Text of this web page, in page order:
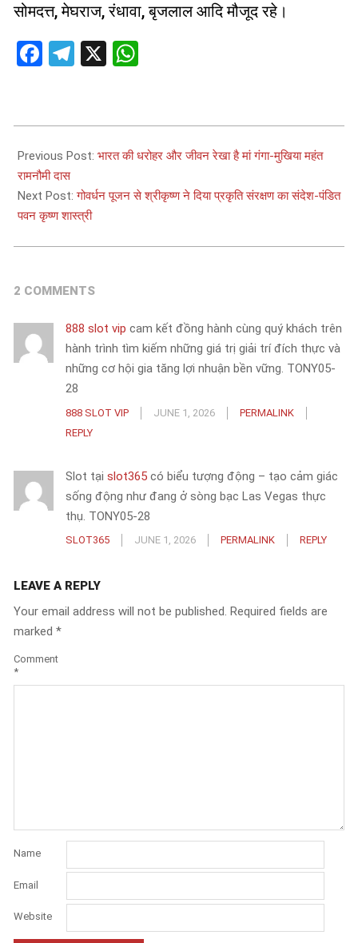
सोमदत्त, मेघराज, रंधावा, बृजलाल आदि मौजूद रहे।
Facebook
Telegram
X
06-
07
Previous Post: भारत की धरोहर और जीवन रेखा है मां गंगा-मुखिया महंत
रामनौमी दास
Next Post:गोवर्धन पूजन से श्रीकृष्ण ने दिया प्रकृति संरक्षण का संदेश-पंडित
पवन कृष्ण शास्त्री
2 COMMENTS
888 slot vip cam kết đồng hành cùng quý khách trên
hành trình tìm kiếm những giá trị giải trí đích thực và
những cơ hội gia tăng lợi nhuận bền vững. TONY05-
28
888 SLOT VIP JUNE 1, 2026
PERMALINK
REPLY
Slot tại slot365 có biểu tượng động – tạo cảm giác
sống động như đang ở sòng bạc Las Vegas thực
thụ. TONY05-28
SLOT365 JUNE 1, 2026 PERMALINK REPLY
LEAVE A REPLY
Your email address will not be published. Required fields are
marked *
Comment
*
Name
Email
Website